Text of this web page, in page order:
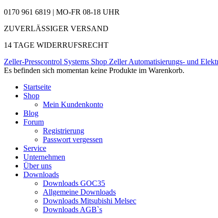
0170 961 6819 | MO-FR 08-18 UHR
ZUVERLÄSSIGER VERSAND
14 TAGE WIDERRUFSRECHT
Zeller-Presscontrol Systems Shop Zeller Automatisierungs- und
Es befinden sich momentan keine Produkte im Warenkorb.
Startseite
Shop
Mein Kundenkonto
Blog
Forum
Registrierung
Passwort vergessen
Service
Unternehmen
Über uns
Downloads
Downloads GOC35
Allgemeine Downloads
Downloads Mitsubishi Melsec
Downloads AGB`s